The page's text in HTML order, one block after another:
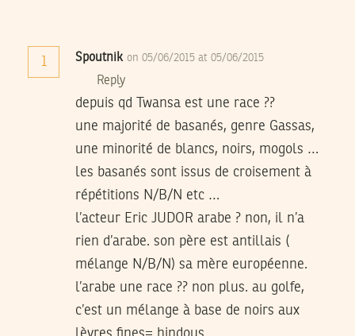
1 Spoutnik on 05/06/2015 at 05/06/2015
Reply
depuis qd Twansa est une race ??
une majorité de basanés, genre Gassas,
une minorité de blancs, noirs, mogols …
les basanés sont issus de croisement à
répétitions N/B/N etc …
l’acteur Eric JUDOR arabe ? non, il n’a
rien d’arabe. son père est antillais (
mélange N/B/N) sa mère européenne.
l’arabe une race ?? non plus. au golfe,
c’est un mélange à base de noirs aux